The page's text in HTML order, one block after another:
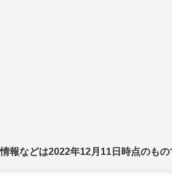
報などは2022年12月11日時点のもの